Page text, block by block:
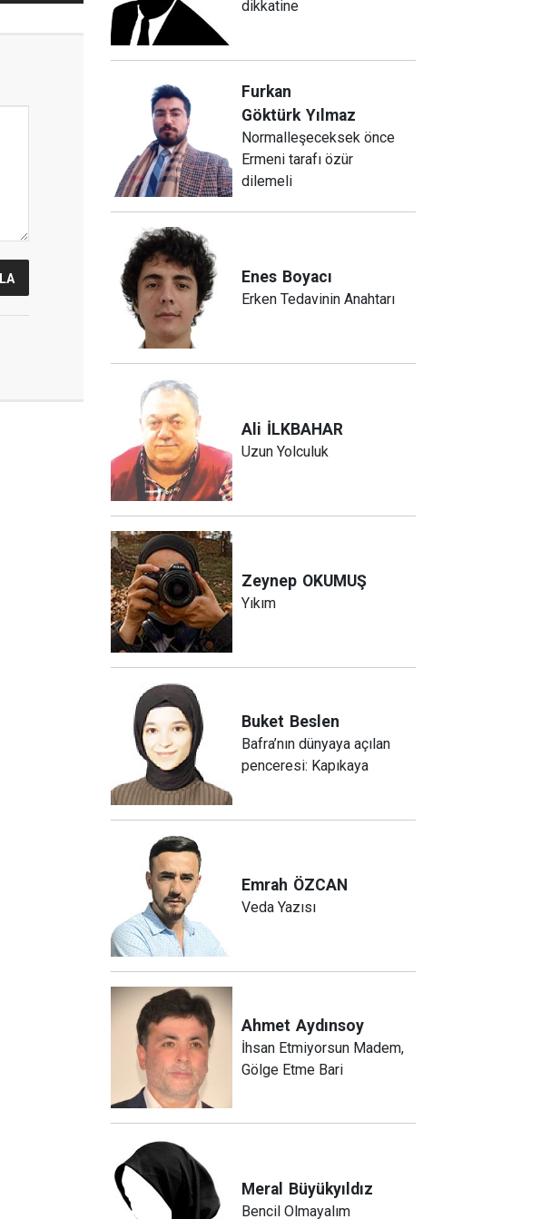
dikkatine
Furkan
Göktürk Yılmaz
Normalleşeceksek önce
Ermeni tarafı özür
dilemeli
Enes Boyacı
Erken Tedavinin Anahtarı
Ali İLKBAHAR
Uzun Yolculuk
Zeynep OKUMUŞ
Yıkım
Buket Beslen
Bafra’nın dünyaya açılan
penceresi: Kapıkaya
Emrah ÖZCAN
Veda Yazısı
Ahmet Aydınsoy
İhsan Etmiyorsun Madem,
Gölge Etme Bari
Meral Büyükyıldız
Bencil Olmayalım